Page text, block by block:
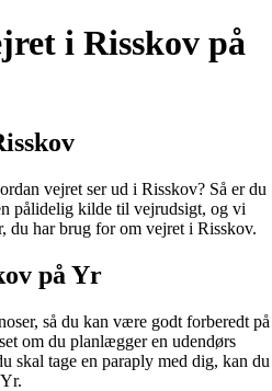
i Risskov på
vejret ser ud i Risskov? Så er du
pålidelig kilde til vejrudsigt, og vi
du har brug for om vejret i Risskov.
på Yr
så du kan være godt forberedt på
om du planlægger en udendørs
skal tage en paraply med dig, kan du